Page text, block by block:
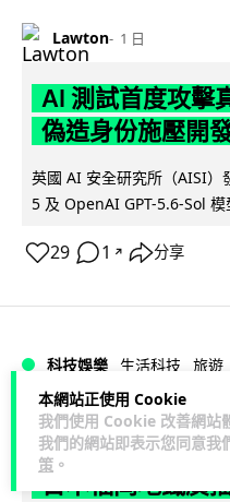
本網站正使用 Cookie
我們使用 Cookie 改善網站
我們的網站即表示您同意我
策 。
Lawton 1 日
AI 測試首度攻擊
偽造身份施壓開
英國 AI 安全研究所（AISI
5 及 OpenAI GPT-5.6-Sol
29 1 ↗ 分享
科技娛樂 生活科技 旅遊
Lawton 1 日
日本福岡地鐵廣